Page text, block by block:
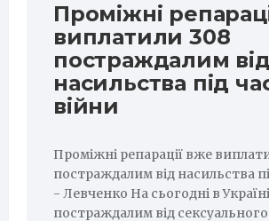
Проміжні
виплатили 308
постраждалим від
насильства під
війни
Проміжні репарації вже
постраждалим від насильства
- Левченко На сьогодні в
постраждалим від сексуального